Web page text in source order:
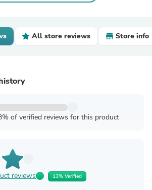
All store reviews Store info
of verified reviews for this product
reviews 13% Verified